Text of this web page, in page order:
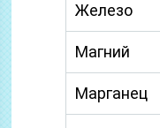
Железо
Магний
Марганец